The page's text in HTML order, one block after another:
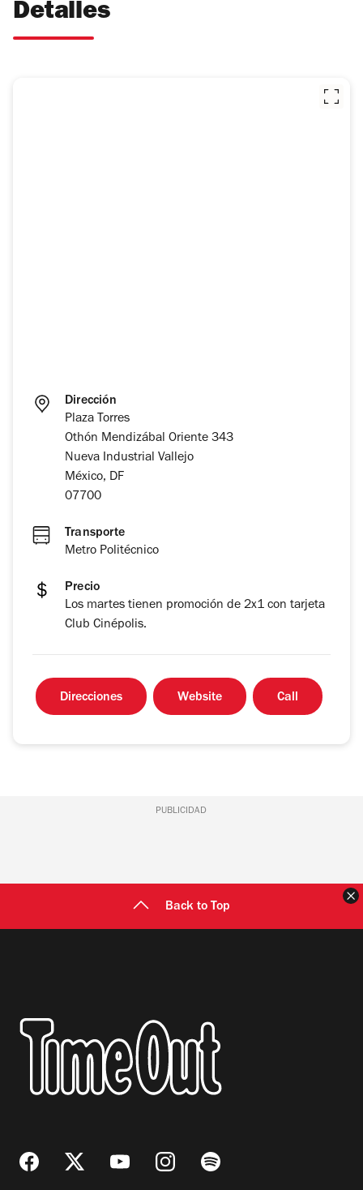
Detalles
Dirección
Plaza Torres
Othón Mendizábal Oriente 343
Nueva Industrial Vallejo
México, DF
07700
Transporte
Metro Politécnico
Precio
Los martes tienen promoción de 2x1 con tarjeta
Club Cinépolis.
Direcciones Website Call
PUBLICIDAD
Back to Top